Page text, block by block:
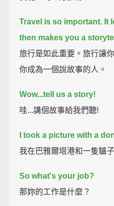
Travel is so important. It
then makes you a
旅行是如此重要。旅行讓
你成為一個說故事的人。
Wow...tell us a story!
哇...講個故事給我們聽!
I took a picture with a
我在巴雅爾塔港和一隻驢
So what's your job?
那妳的工作是什麼？